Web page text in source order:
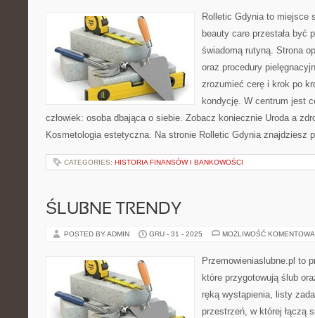
Rolletic Gdynia to miejsce
beauty care przestała być
świadomą rutyną. Strona
oraz procedury
zrozumieć cerę i krok po
kondycję. W centrum jest
człowiek: osoba dbająca o siebie. Zobacz koniecznie Uroda a
Kosmetologia estetyczna. Na stronie Rolletic Gdynia znajdziesz
CATEGORIES: HISTORIA FINANSÓW I BANKOWOŚCI
ŚLUBNE TRENDY
POSTED BY ADMIN GRU - 31 - 2025 MOŻLIWOŚĆ
Przemowieniaslubne.pl to
które przygotowują ślub
ręką wystąpienia, listy
przestrzeń, w której łączą